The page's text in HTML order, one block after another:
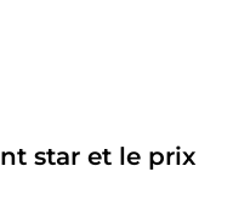
star et le prix